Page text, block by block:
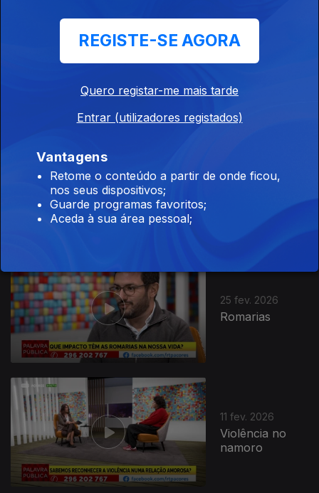
11 mar. 2026
O sono e a
25 fev. 2026
Romarias
11 fev. 2026
Violência no
namoro
REGISTE-SE AGORA
Quero registar-me mais tarde
Entrar (utilizadores registados)
Vantagens
Retome o conteúdo a partir de onde ficou,
nos seus dispositivos;
Guarde programas favoritos;
Aceda à sua área pessoal;